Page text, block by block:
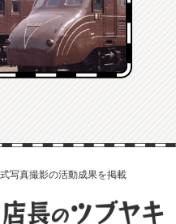
写真撮影の活動成果を掲載